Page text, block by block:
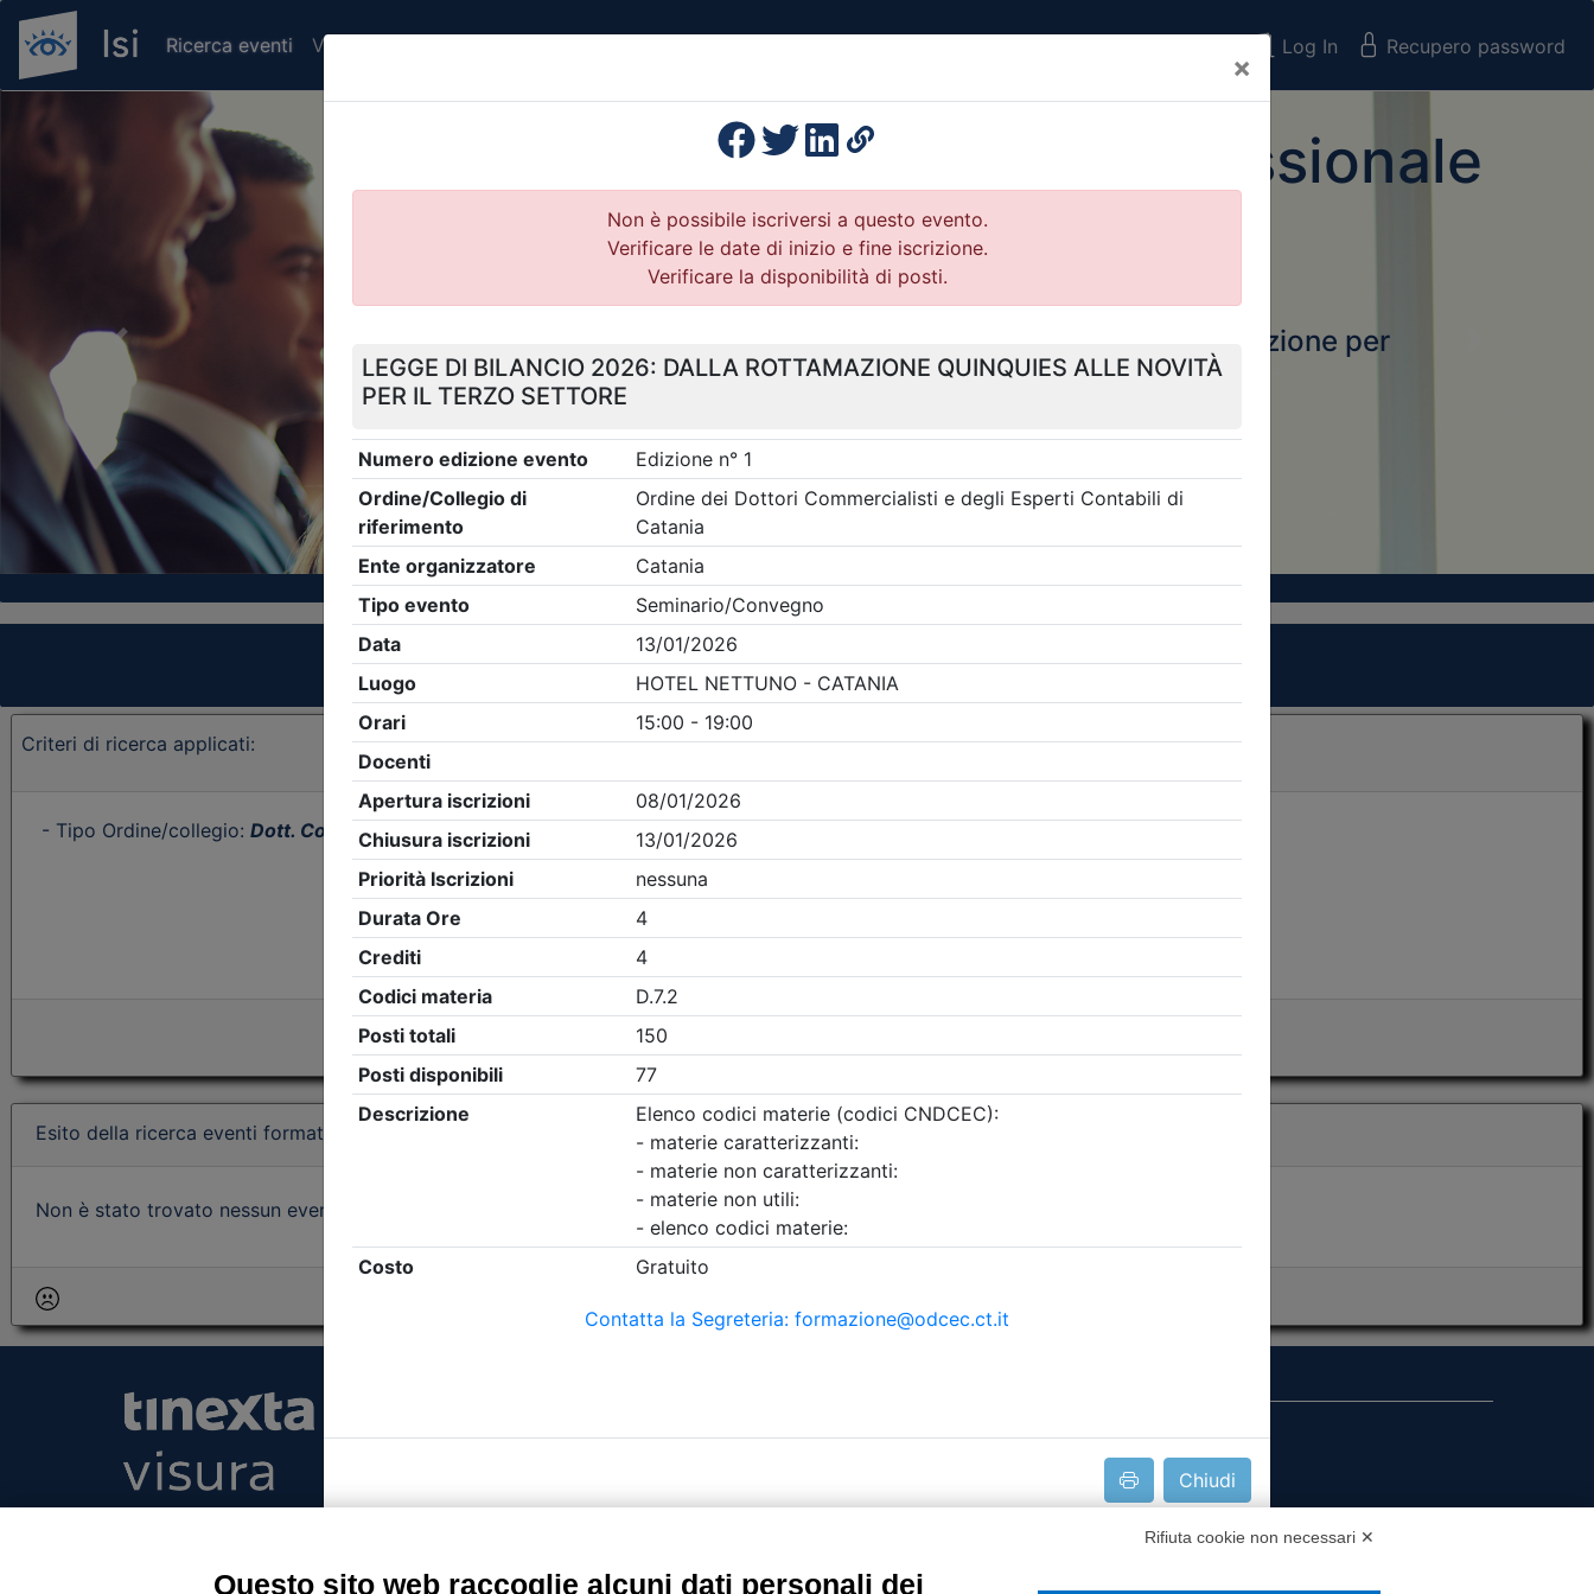
×
Chiudi
Ricerca eventi Verifica attestato di presenza Log In Recupero password
Formazione Professionale
Continua
Il portale della formazione per
Ordini e Collegi
Previous
Clicca qui - espandi la sezione dei filtri ricerca eventi
Criteri di ricerca applicati:
- Tipo Ordine/collegio: Dott. Comm. E.C.- Ordine:Catania - Eventi in programma dal
Precedente 1 Successiva
Nessun risultato per i parametri inseriti
Esito della ricerca eventi formativi
Non è stato trovato nessun evento formativo con i parametri di ricerca utilizzati
Recupero Password
Verifica attestato di presenza
POLICIES AND TERMS
Rifiuta cookie non necessari ✕
Questo sito web raccoglie alcuni dati personali dei